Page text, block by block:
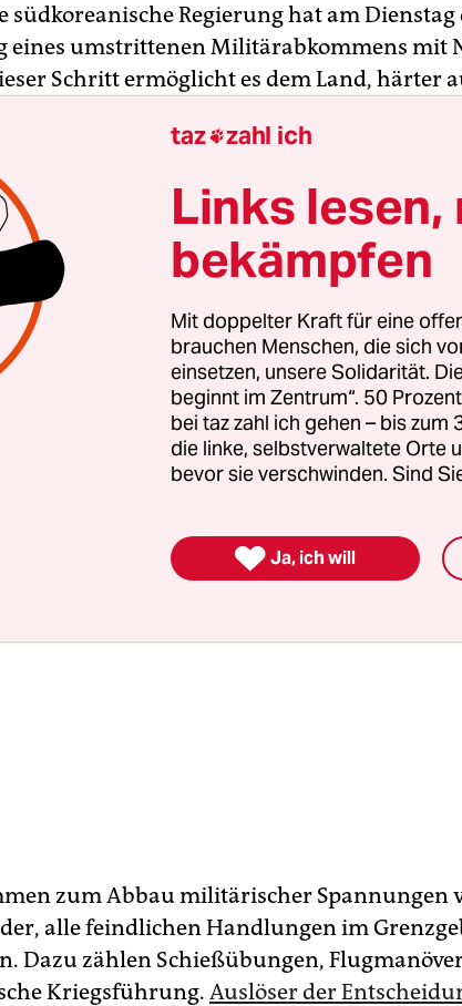
südkoreanische Regierung hat am Dienstag
eines umstrittenen Militärabkommens mit
Schritt ermöglicht es dem Land, härter
gelangt, dass das 2018 während einer
zwischen den beiden koreanischen
Abkommen die militärischen Optionen
Bedrohung aus dem Norden
Han Duck Soo.
Kabinettsrat als auch PräsidentYoon Suk
über die Aussetzung der Vereinbarung
tritt in Kraft, sobald Seoul Pjöngjang
zum Abbau militärischer Spannungen
alle feindlichen Handlungen im
Dazu zählen Schießübungen,
Kriegsführung. Auslöser der
taz zahl ich
Links lesen,
bekämpfen
Mit doppelter Kraft für eine
brauchen Menschen, die sich
einsetzen, unsere Solidarität.
beginnt im Zentrum“. 50
bei taz zahl ich gehen – bis
die linke, selbstverwaltete Orte
bevor sie verschwinden. Sind
 Ja, ich will